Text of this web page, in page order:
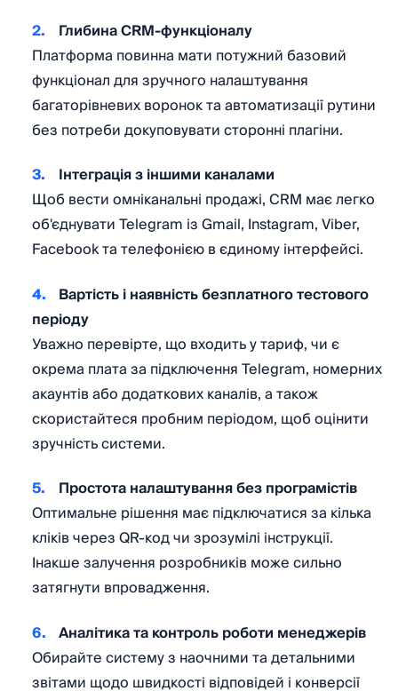
Глибина CRM-функціоналу
Платформа повинна мати потужний базовий
функціонал для зручного налаштування
багаторівневих воронок та автоматизації рутини
без потреби докуповувати сторонні плагіни.
Інтеграція з іншими каналами
Щоб вести омніканальні продажі, CRM має легко
об'єднувати Telegram із Gmail, Instagram, Viber,
Facebook та телефонією в єдиному інтерфейсі.
Вартість і наявність безплатного тестового
періоду
Уважно перевірте, що входить у тариф, чи є
окрема плата за підключення Telegram, номерних
акаунтів або додаткових каналів, а також
скористайтеся пробним періодом, щоб оцінити
зручність системи.
Простота налаштування без програмістів
Оптимальне рішення має підключатися за кілька
кліків через QR-код чи зрозумілі інструкції.
Інакше залучення розробників може сильно
затягнути впровадження.
Аналітика та контроль роботи менеджерів
Обирайте систему з наочними та детальними
звітами щодо швидкості відповідей і конверсії